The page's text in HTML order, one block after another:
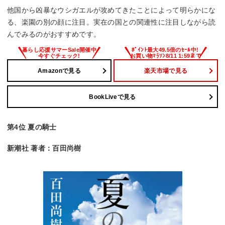
他国から凶暴なウシガエルが攻めてきたことによって明らかにな
る、楽園の別の顔に注目。実在の国との関連性に注目しながら読
んでみるのがおすすめです。
Amazonで見る 楽天市場で見る
BookLiveで見る
第4位 夏の騎士
新潮社 著者：百田尚樹